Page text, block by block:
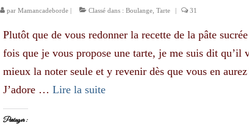
par Mamancadeborde| Classé dans : Boulange, Tarte 31
Plutôt que de vous redonner la recette de la pâte
fois que je vous propose une tarte, je me suis dit qu’il
mieux la noter seule et y revenir dès que vous en
J’adore … Lire la suite­­
Partager :